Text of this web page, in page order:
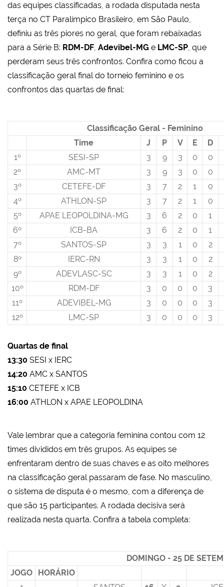
das equipes classificadas, a rodada disputada nesta
terça no CT Paralímpico Brasileiro, em São Paulo,
definiu as três piores no geral, que foram rebaixadas
para a Série B: RDM-DF, Adevibel-MG e LMC-SP, que
perderam seus três confrontos. Confira como ficou a
classificação geral final do torneio feminino e os
confrontos das quartas de final:
Classificação Geral - Feminino
Time
J P V E
D
1º
SESI-SP 3 9 3 0
0
2º
AMC-MT 3 9 3 0
0
3º
CETEFE-DF 3 7 2 1
0
4º
ATHLON-SP 3 7 2 1
0
5º
APAE LEOPOLDINA-MG 3 6 2 0
1
6º
ICB-BA 3 6 2 0
1
7º
SANTOS-SP 3 3 1 0
2
8º
IERC-RN 3 3 1 0
2
9º
ADEVLASC-SC 3 3 1 0
2
10º
RDM-DF 3 0 0 0
3
11º
ADEVIBEL-MG 3 0 0 0
3
12º
LMC-SP 3 0 0 0 3
Quartas de final
13:30 SESI x IERC
14:20 AMC x SANTOS
15:10 CETEFE x ICB
16:00 ATHLON x APAE LEOPOLDINA
Vale lembrar que a categoria feminina contou com 12
times divididos em três grupos. As equipes se
enfrentaram dentro de suas chaves e as oito melhores
na classificação geral passaram de fase. No masculino,
o sistema de disputa é o mesmo, com a diferença de
que são 15 participantes. A rodada decisiva será
realizada nesta quarta. Confira a tabela completa:
DOMINGO - 25 DE
JOGO
HORÁRIO